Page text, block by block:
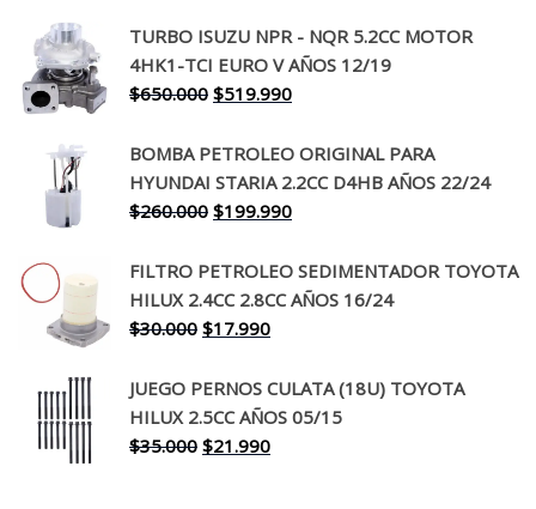
original
era:
$130.000.
actual
es:
$94.990.
TURBO ISUZU NPR - NQR 5.2CC MOTOR
4HK1-TCI EURO V AÑOS 12/19
$650.000 El
original
era:
$650.000.
$519.990El
actual
es:
$519.990.
BOMBA PETROLEO ORIGINAL PARA
HYUNDAI STARIA 2.2CC D4HB AÑOS 22/24
$260.000 El
original
era:
$260.000.
$199.990El
actual
es:
FILTRO PETROLEO SEDIMENTADOR TOYOTA
HILUX 2.4CC 2.8CC AÑOS 16/24
$30.000 El
original
era:
$30.000.
$17.990El
actual
es:
$17.990.
JUEGO PERNOS CULATA (18U) TOYOTA
HILUX 2.5CC AÑOS 05/15
$35.000 El
$21.990El